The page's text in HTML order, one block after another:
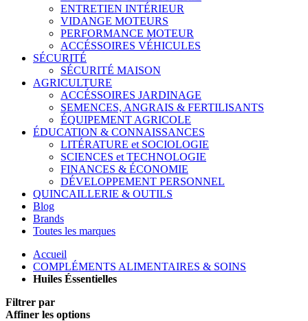
ENTRETIEN INTÉRIEUR
VIDANGE MOTEURS
PERFORMANCE MOTEUR
ACCÉSSOIRES VÉHICULES
SÉCURITÉ
SÉCURITÉ MAISON
AGRICULTURE
ACCÉSSOIRES JARDINAGE
SEMENCES, ANGRAIS & FERTILISANTS
ÉQUIPEMENT AGRICOLE
ÉDUCATION & CONNAISSANCES
LITÉRATURE et SOCIOLOGIE
SCIENCES et TECHNOLOGIE
FINANCES & ÉCONOMIE
DÉVELOPPEMENT PERSONNEL
QUINCAILLERIE & OUTILS
Blog
Brands
Toutes les marques
Accueil
COMPLÉMENTS ALIMENTAIRES & SOINS
Huiles Éssentielles
Filtrer par
Affiner les options